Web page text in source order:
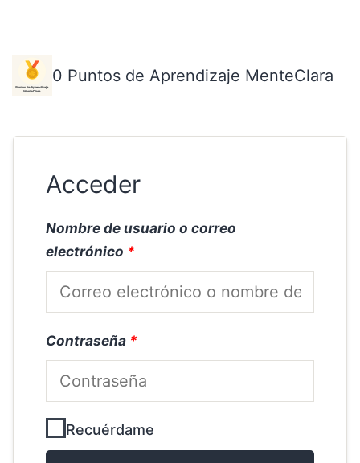
0 Puntos de Aprendizaje MenteClara
Acceder
Nombre de usuario o correo
electrónico *
Contraseña *
Recuérdame